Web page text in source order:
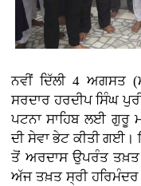
ਨਵੀਂ ਦਿੱਲੀ 4 ਅਗਸਤ
ਸਰਦਾਰ ਹਰਦੀਪ ਸਿੰਘ
ਪਟਨਾ ਸਾਹਿਬ ਲਈ ਗੁਰੂ
ਦੀ ਸੇਵਾ ਭੇਟ ਕੀਤੀ ਗਈ।
ਤੋਂ ਅਰਦਾਸ ਉਪਰੰਤ ਤਖ਼ਤ
ਅੱਜ ਤਖ਼ਤ ਸ੍ਰੀ ਹਰਿਮੰਦਰ